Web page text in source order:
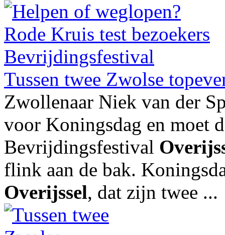
Tussen twee Zwolse
Zwollenaar Niek van der
voor Koningsdag en moet
Bevrijdingsfestival
flink aan de bak.
Overijssel, dat zijn twee ...